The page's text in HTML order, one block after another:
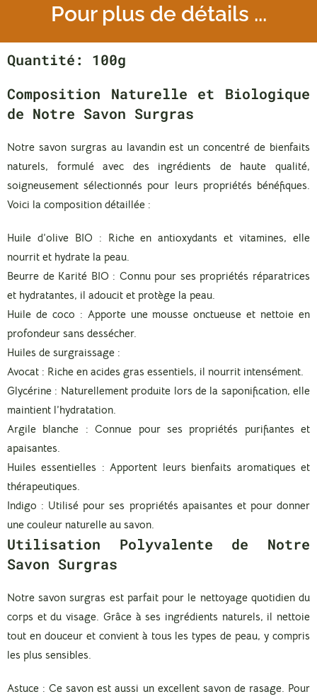
Pour plus de détails ...
Quantité: 100g
Composition Naturelle et Biologique
de Notre Savon Surgras
Notre savon surgras au lavandin est un concentré de bienfaits
naturels, formulé avec des ingrédients de haute qualité,
soigneusement sélectionnés pour leurs propriétés bénéfiques.
Voici la composition détaillée :
Huile d’olive BIO : Riche en antioxydants et vitamines, elle
nourrit et hydrate la peau.
Beurre de Karité BIO : Connu pour ses propriétés réparatrices
et hydratantes, il adoucit et protège la peau.
Huile de coco : Apporte une mousse onctueuse et nettoie en
profondeur sans dessécher.
Huiles de surgraissage :
Avocat : Riche en acides gras essentiels, il nourrit intensément.
Glycérine : Naturellement produite lors de la saponification, elle
maintient l’hydratation.
Argile blanche : Connue pour ses propriétés purifiantes et
apaisantes.
Huiles essentielles : Apportent leurs bienfaits aromatiques et
thérapeutiques.
Indigo : Utilisé pour ses propriétés apaisantes et pour donner
une couleur naturelle au savon.
Utilisation Polyvalente de Notre
Savon Surgras
Notre savon surgras est parfait pour le nettoyage quotidien du
corps et du visage. Grâce à ses ingrédients naturels, il nettoie
tout en douceur et convient à tous les types de peau, y compris
les plus sensibles.
Astuce : Ce savon est aussi un excellent savon de rasage. Pour